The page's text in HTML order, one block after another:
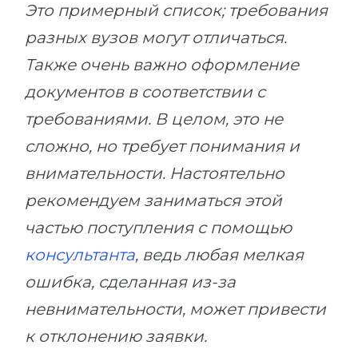
Это примерный список; требования
разных вузов могут отличаться.
Также очень важно оформление
документов в соответствии с
требованиями. В целом, это не
сложно, но требует понимания и
внимательности. Настоятельно
рекомендуем заниматься этой
частью поступления с помощью
консультанта, ведь любая мелкая
ошибка, сделанная из-за
невнимательности, может привести
к отклонению заявки.